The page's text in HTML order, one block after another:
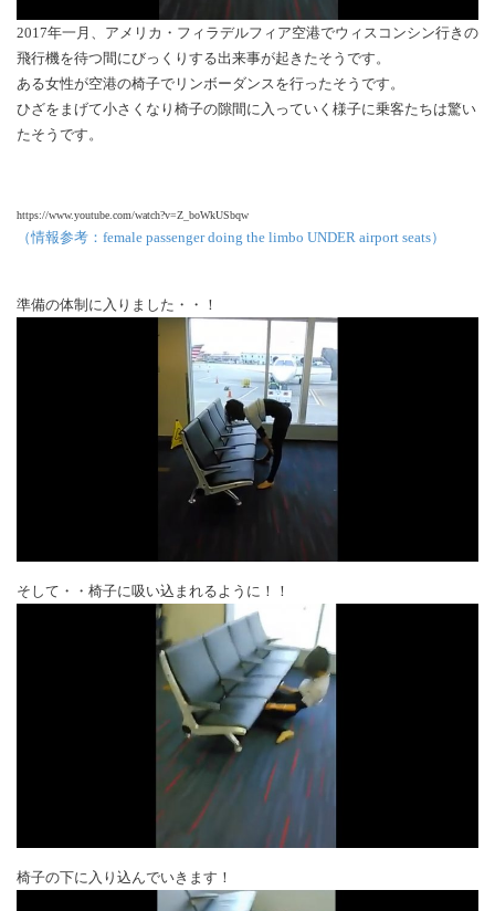
2017年一月、アメリカ・フィラデルフィア空港でウィスコンシン行きの
飛行機を待つ間にびっくりする出来事が起きたそうです。
ある女性が空港の椅子でリンボーダンスを行ったそうです。
ひざをまげて小さくなり椅子の隙間に入っていく様子に乗客たちは驚い
たそうです。
https://www.youtube.com/watch?v=Z_boWkUSbqw
（情報参考：female passenger doing the limbo UNDER airport seats）
準備の体制に入りました・・！
そして・・椅子に吸い込まれるように！！
椅子の下に入り込んでいきます！